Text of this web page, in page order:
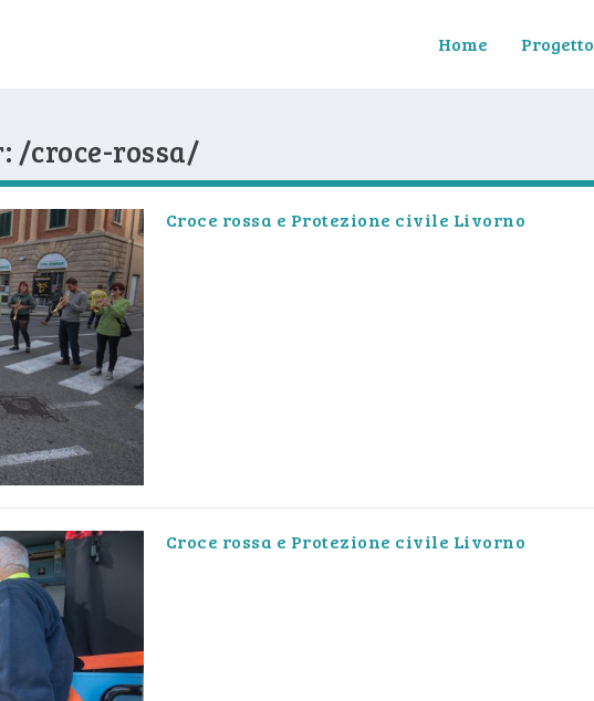
Home Progetto
/croce-rossa/
Croce rossa e Protezione civile Livorno
Croce rossa e Protezione civile Livorno